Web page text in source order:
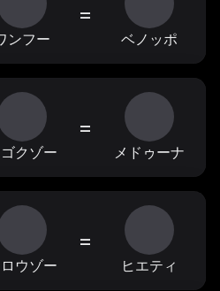
ンフー
=
ベノッポ
クゾー
=
メドゥーナ
ウゾー
=
ヒエティ